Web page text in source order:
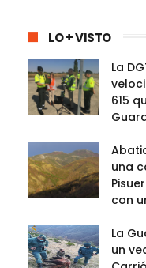
LO + VISTO
La
615
una
con
La
un